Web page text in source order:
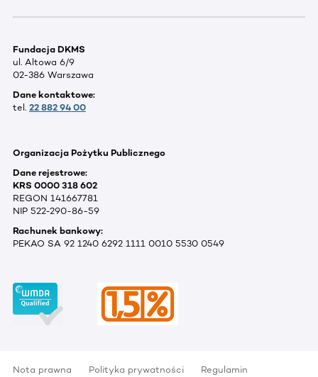
Fundacja DKMS
ul. Altowa 6/9
02-386 Warszawa
Dane kontaktowe:
tel. 22 882 94 00
Organizacja Pożytku Publicznego
Dane rejestrowe:
KRS 0000 318 602
REGON 141667781
NIP 522-290-86-59
Rachunek bankowy:
PEKAO SA 92 1240 6292 1111 0010 5530 0549
Nota prawna Polityka prywatności Regulamin